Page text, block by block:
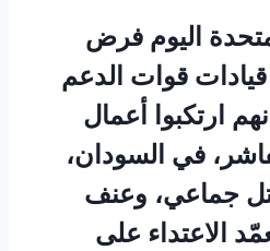
اليوم فرض
قوات الدعم
ارتكبوا أعمال
في السودان،
جماعي، وعنف
الاعتداء على